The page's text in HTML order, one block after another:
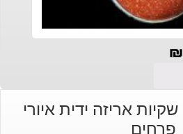
₪
תכשיטנות: 50 שקיות אריזה ידית איורי
פרחים